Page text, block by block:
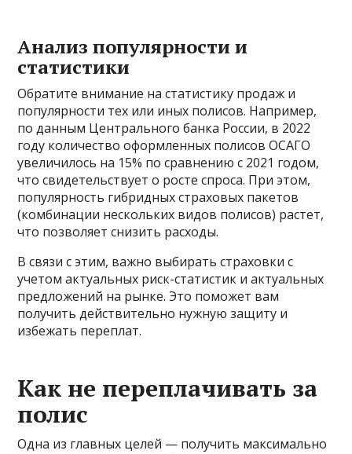
Анализ популярности и
статистики
Обратите внимание на статистику продаж и
популярности тех или иных полисов. Например,
по данным Центрального банка России, в 2022
году количество оформленных полисов ОСАГО
увеличилось на 15% по сравнению с 2021 годом,
что свидетельствует о росте спроса. При этом,
популярность гибридных страховых пакетов
(комбинации нескольких видов полисов) растет,
что позволяет снизить расходы.
В связи с этим, важно выбирать страховки с
учетом актуальных риск-статистик и актуальных
предложений на рынке. Это поможет вам
получить действительно нужную защиту и
избежать переплат.
Как не переплачивать за
полис
Одна из главных целей — получить максимально